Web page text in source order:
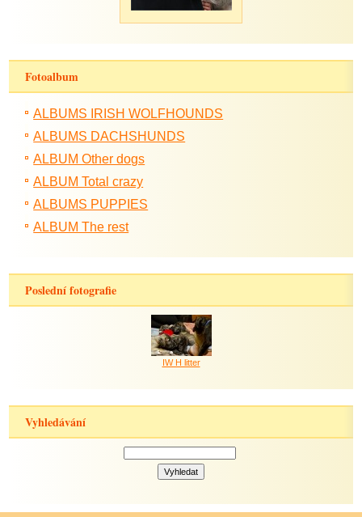
Fotoalbum
ALBUMS IRISH WOLFHOUNDS
ALBUMS DACHSHUNDS
ALBUM Other dogs
ALBUM Total crazy
ALBUMS PUPPIES
ALBUM The rest
Poslední fotografie
IW H litter
Vyhledávání